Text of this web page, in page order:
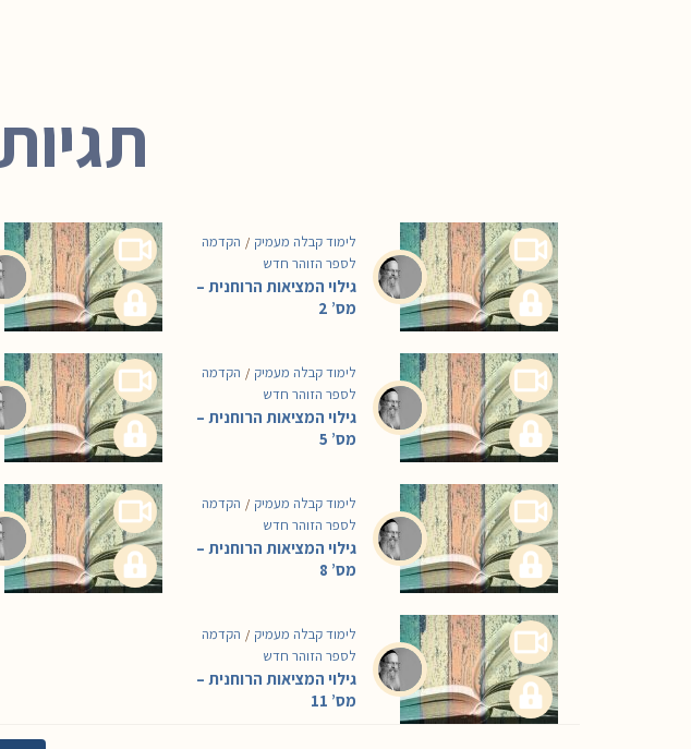
לימוד קבלה מעמיק / הקדמה
לספר הזוהר חדש
גילוי המציאות הרוחנית –
מס’ 2
לימוד קבלה מעמיק / הקדמה
לספר הזוהר חדש
גילוי המציאות הרוחנית –
מס’ 5
לימוד קבלה מעמיק / הקדמה
לספר הזוהר חדש
גילוי המציאות הרוחנית –
מס’ 8
לימוד קבלה מעמיק / הקדמה
לספר הזוהר חדש
גילוי המציאות הרוחנית –
מס’ 11